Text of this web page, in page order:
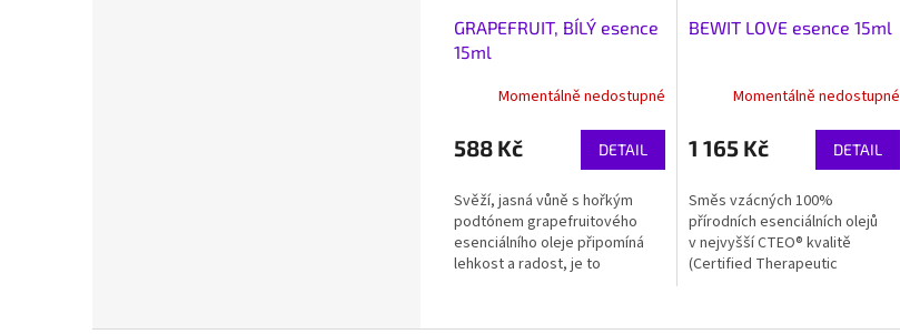
GRAPEFRUIT, BÍLÝ esence
15ml
Momentálně nedostupné
588 Kč DETAIL
Svěží, jasná vůně s hořkým
podtónem grapefruitového
esenciálního oleje připomíná
lehkost a radost, je to
BEWIT LOVE esence 15ml
Momentálně nedostupné
1 165 Kč DETAIL
Směs vzácných 100%
přírodních esenciálních olejů
v nejvyšší CTEO® kvalitě
(Certified Therapeutic
vás podpořit lásku, mír a...